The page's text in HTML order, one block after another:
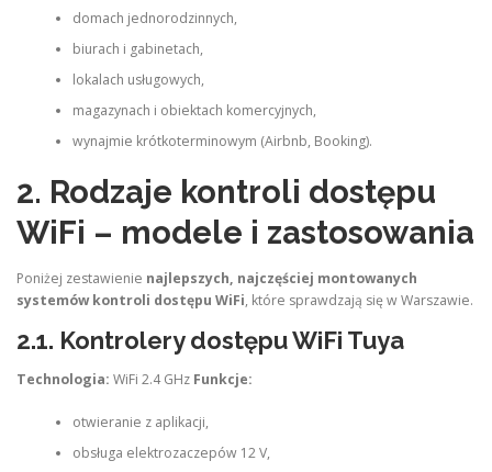
domach jednorodzinnych,
biurach i gabinetach,
lokalach usługowych,
magazynach i obiektach komercyjnych,
wynajmie krótkoterminowym (Airbnb, Booking).
2. Rodzaje kontroli dostępu
WiFi – modele i zastosowania
Poniżej zestawienie najlepszych, najczęściej montowanych
systemów kontroli dostępu WiFi, które sprawdzają się w Warszawie.
2.1. Kontrolery dostępu WiFi Tuya
Technologia: WiFi 2.4 GHz Funkcje:
otwieranie z aplikacji,
obsługa elektrozaczepów 12 V,